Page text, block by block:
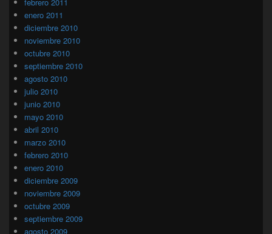
febrero 2011
enero 2011
diciembre 2010
noviembre 2010
octubre 2010
septiembre 2010
agosto 2010
julio 2010
junio 2010
mayo 2010
abril 2010
marzo 2010
febrero 2010
enero 2010
diciembre 2009
noviembre 2009
octubre 2009
septiembre 2009
agosto 2009